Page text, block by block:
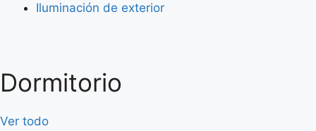
Iluminación de exterior
Dormitorio
Ver todo